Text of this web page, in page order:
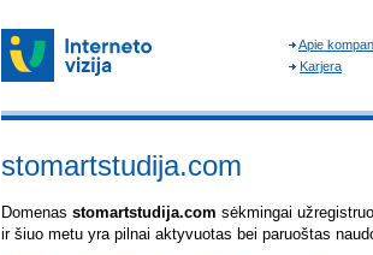
stomartstudija.com
Domenas stomartstudija.com sėkmingai
ir šiuo metu yra pilnai aktyvuotas bei paruoštas